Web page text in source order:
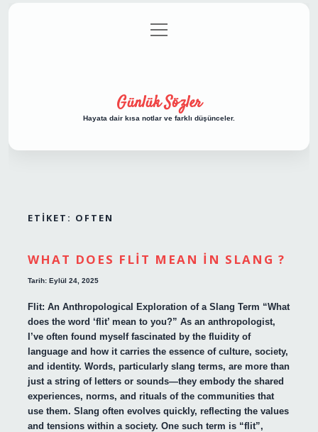
Gizlilik Politikası
menüyü
aç
Günlük Sözler
Hayata dair kısa notlar ve farklı düşünceler.
ETIKET: OFTEN
WHAT DOES FLIT MEAN IN SLANG ?
Tarih: Eylül 24, 2025
Flit: An Anthropological Exploration of a Slang Term “What
does the word ‘flit’ mean to you?” As an anthropologist,
I’ve often found myself fascinated by the fluidity of
language and how it carries the essence of culture, society,
and identity. Words, particularly slang terms, are more than
just a string of letters or sounds—they embody the shared
experiences, norms, and rituals of the communities that
use them. Slang often evolves quickly, reflecting the values
and tensions within a society. One such term is “flit”,